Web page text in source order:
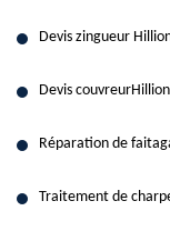
Devis zingueur
Devis
Réparation de
Traitement de